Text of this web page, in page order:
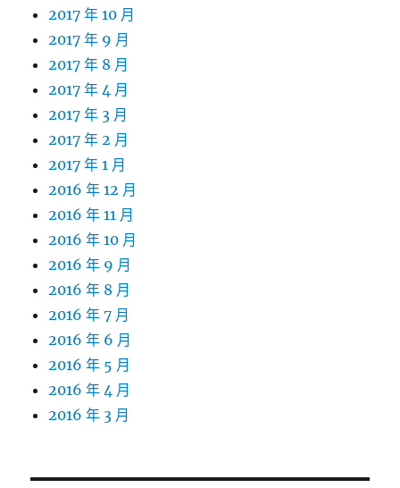
2017 年 10 月
2017 年 9 月
2017 年 8 月
2017 年 4 月
2017 年 3 月
2017 年 2 月
2017 年 1 月
2016 年 12 月
2016 年 11 月
2016 年 10 月
2016 年 9 月
2016 年 8 月
2016 年 7 月
2016 年 6 月
2016 年 5 月
2016 年 4 月
2016 年 3 月